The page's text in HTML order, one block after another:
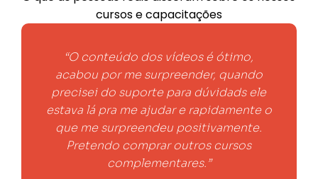
cursos e capacitações
“O conteúdo dos vídeos é ótimo,
acabou por me surpreender, quando
precisei do suporte para dúvidads ele
estava lá pra me ajudar e rapidamente o
que me surpreendeu positivamente.
Pretendo comprar outros cursos
complementares.”